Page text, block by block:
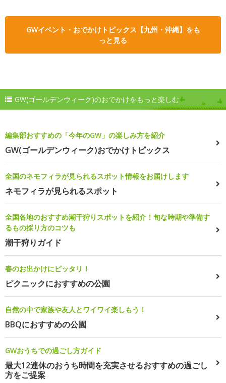
GWイベント・おでかけトピックス【九州・沖縄】をも
っと見る
GW(ゴールデンウィーク)のおでかけをもっと楽しむ
編集部おすすめの「今年のGW」の楽しみ方を紹介
GW(ゴールデンウィーク)おでかけトピックス
全国のネモフィラが見られるスポット情報をお届けします
ネモフィラが見られるスポット
全国各地のおすすめ潮干狩りスポットを紹介！旬な時期や準備す
るもの採り方のコツも
潮干狩りガイド
春のお出かけにピッタリ！
ピクニックにおすすめの公園
自然の中で家族や友人とワイワイ楽しもう！
BBQにおすすめの公園
GWおうちでの過ごし方ガイド
最大12連休のおうち時間を充実させるおすすめの過ごし
方をご提案